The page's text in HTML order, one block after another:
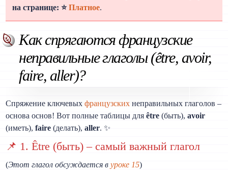
на странице: ⭐Платное.
Как спрягаются французские
неправильные глаголы (être, avoir,
faire, aller)?
Спряжение ключевыхфранцузских неправильных глаголов –
основа основ! Вот полные таблицы дляêtre (быть),avoir
(иметь),faire (делать),aller. ✨
📌 1. Être (быть) – самый важный глагол
(Этот глагол обсуждается вуроке 15)